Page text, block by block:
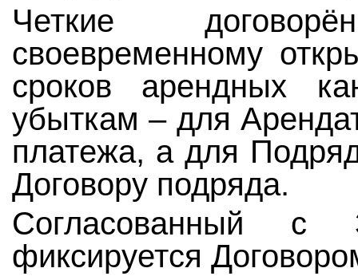
Четкие
своевременному
сроков арендных
убыткам – для
платежа, а для
Договору подряда.
Согласованный с
фиксируется